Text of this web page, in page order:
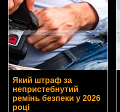
Який штраф за
непристебнутий
ремінь безпеки у 2026
році